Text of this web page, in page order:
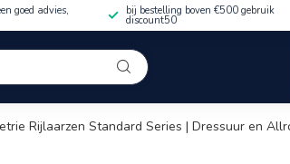
goed advies, bij bestelling boven €500 gebruik
discount50
Rijlaarzen Standard Series | Dressuur en